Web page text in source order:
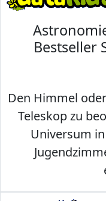
Bestseller
Den Himmel
Teleskop zu
Universum